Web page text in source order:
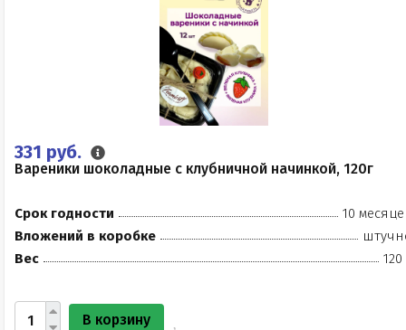
331 руб.
Вареники шоколадные с клубничной начинкой, 120г
Срок годности
10
Вложений в коробке
Вес
120
В корзину